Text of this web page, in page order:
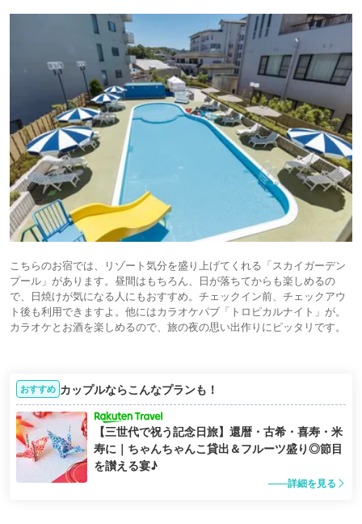
こちらのお宿では、リゾート気分を盛り上げてくれる「スカイガーデン
プール」があります。昼間はもちろん、日が落ちてからも楽しめるの
で、日焼けが気になる人にもおすすめ。チェックイン前、チェックアウ
ト後も利用できますよ。他にはカラオケパブ「トロピカルナイト」が。
カラオケとお酒を楽しめるので、旅の夜の思い出作りにピッタリです。
おすすめ カップルならこんなプランも！
【三世代で祝う記念日旅】還暦・古希・喜寿・米
寿に｜ちゃんちゃんこ貸出＆フルーツ盛り◎節目
を讃える宴♪
詳細を見る